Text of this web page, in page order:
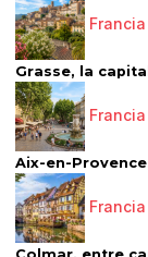
Francia
Grasse, la
Francia
Aix-en-
Francia